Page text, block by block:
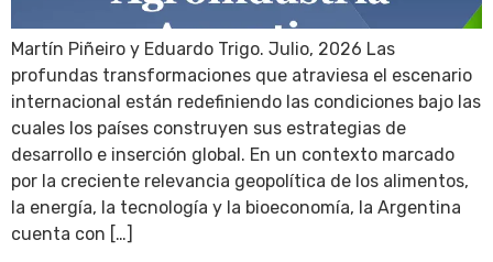
Martín Piñeiro y Eduardo Trigo. Julio, 2026 Las
profundas transformaciones que atraviesa el escenario
internacional están redefiniendo las condiciones bajo las
cuales los países construyen sus estrategias de
desarrollo e inserción global. En un contexto marcado
por la creciente relevancia geopolítica de los alimentos,
la energía, la tecnología y la bioeconomía, la Argentina
cuenta con […]